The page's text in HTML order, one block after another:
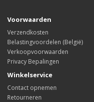
Voorwaarden
Verzendkosten
Belastingvoordelen (België)
Verkoopvoorwaarden
Privacy Bepalingen
Winkelservice
Contact opnemen
Retourneren